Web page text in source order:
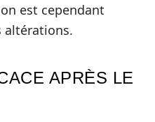
est cependant
altérations.
APRÈS LE